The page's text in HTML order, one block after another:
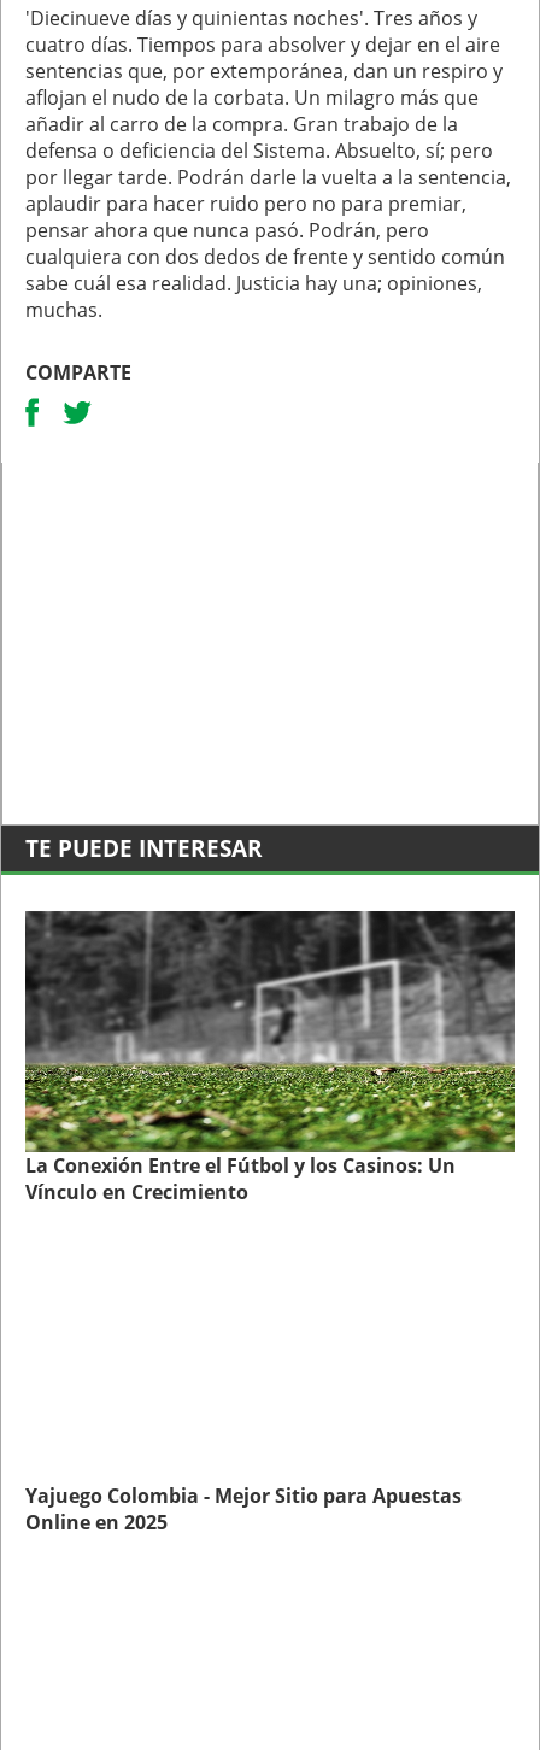
'Diecinueve días y quinientas noches'. Tres años y
cuatro días. Tiempos para absolver y dejar en el aire
sentencias que, por extemporánea, dan un respiro y
aflojan el nudo de la corbata. Un milagro más que
añadir al carro de la compra. Gran trabajo de la
defensa o deficiencia del Sistema. Absuelto, sí; pero
por llegar tarde. Podrán darle la vuelta a la sentencia,
aplaudir para hacer ruido pero no para premiar,
pensar ahora que nunca pasó. Podrán, pero
cualquiera con dos dedos de frente y sentido común
sabe cuál esa realidad. Justicia hay una; opiniones,
muchas.
COMPARTE
TE PUEDE INTERESAR
La Conexión Entre el Fútbol y los Casinos: Un
Vínculo en Crecimiento
Yajuego Colombia - Mejor Sitio para Apuestas
Online en 2025